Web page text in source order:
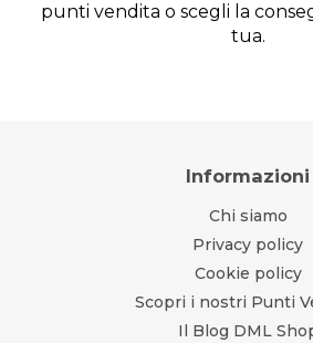
punti vendita o scegli la
tua.
Informazioni
Chi siamo
Privacy policy
Cookie policy
Scopri i nostri Punti
Il Blog DML